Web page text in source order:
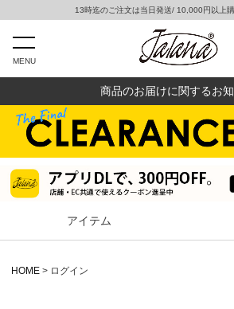
13時迄のご注文は当日発送/ 10,000円以上
MENU
商品のお届けに関するお
アイテム
HOME ログイン